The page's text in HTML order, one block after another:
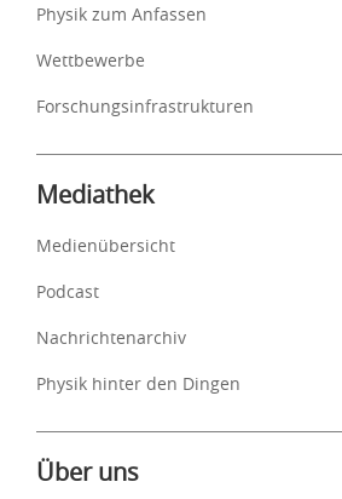
Physik zum Anfassen
Wettbewerbe
Forschungsinfrastrukturen
Mediathek
Medienübersicht
Podcast
Nachrichtenarchiv
Physik hinter den Dingen
Über uns